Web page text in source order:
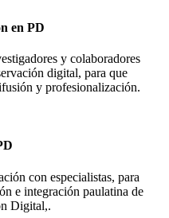
en PD
y colaboradores
digital, para que
y profesionalización.
con especialistas, para
e integración paulatina de
Digital,.